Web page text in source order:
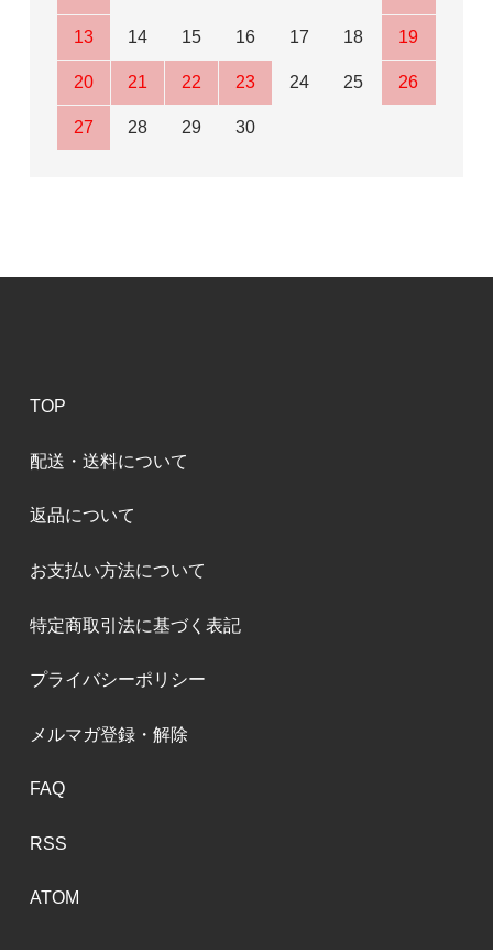
13 14 15 16 17 18 19
20 21 22 23 24 25 26
27 28 29 30
TOP
配送・送料について
返品について
お支払い方法について
特定商取引法に基づく表記
プライバシーポリシー
メルマガ登録・解除
FAQ
RSS
ATOM